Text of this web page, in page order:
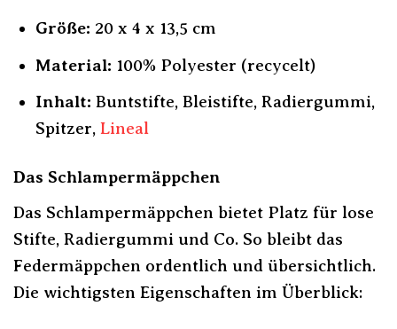
Größe: 20 x 4 x 13,5 cm
Material: 100% Polyester (recycelt)
Inhalt: Buntstifte, Bleistifte, Radiergummi,
Spitzer, Lineal
Das Schlampermäppchen
Das Schlampermäppchen bietet Platz für lose
Stifte, Radiergummi und Co. So bleibt das
Federmäppchen ordentlich und übersichtlich.
Die wichtigsten Eigenschaften im Überblick: